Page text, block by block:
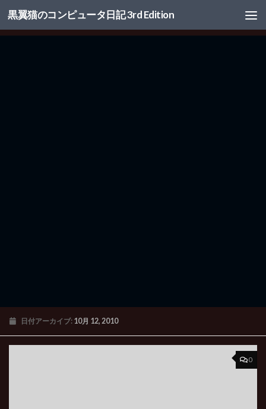
コンテンツへスキップ
黒翼猫のコンピュータ日記 3rd Edition
日付アーカイブ: 10月 12, 2010
0